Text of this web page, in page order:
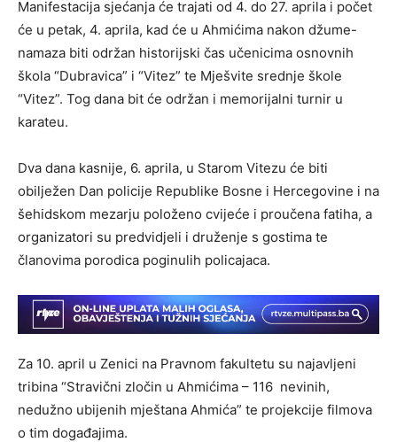
Manifestacija sjećanja će trajati od 4. do 27. aprila i počet
će u petak, 4. aprila, kad će u Ahmićima nakon džume-
namaza biti održan historijski čas učenicima osnovnih
škola “Dubravica” i “Vitez” te Mješvite srednje škole
“Vitez”. Tog dana bit će održan i memorijalni turnir u
karateu.
Dva dana kasnije, 6. aprila, u Starom Vitezu će biti
obilježen Dan policije Republike Bosne i Hercegovine i na
šehidskom mezarju položeno cvijeće i proučena fatiha, a
organizatori su predvidjeli i druženje s gostima te
članovima porodica poginulih policajaca.
Za 10. april u Zenici na Pravnom fakultetu su najavljeni
tribina “Stravični zločin u Ahmićima – 116 nevinih,
nedužno ubijenih mještana Ahmića” te projekcije filmova
o tim događajima.